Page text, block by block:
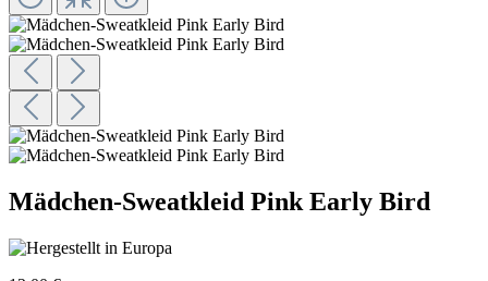
Mädchen-Sweatkleid Pink Early Bird